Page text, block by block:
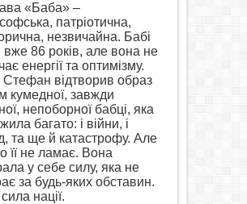
«Баба» –
патріотична,
незвичайна. Бабі
вже 86 років, але вона не
енергії та оптимізму.
Стефан відтворив образ
кумедної, завжди
непоборної бабці, яка
багато: і війни, і
та ще й катастрофу. Але
її не ламає. Вона
у себе силу, яка не
за будь-яких обставин.
нації.